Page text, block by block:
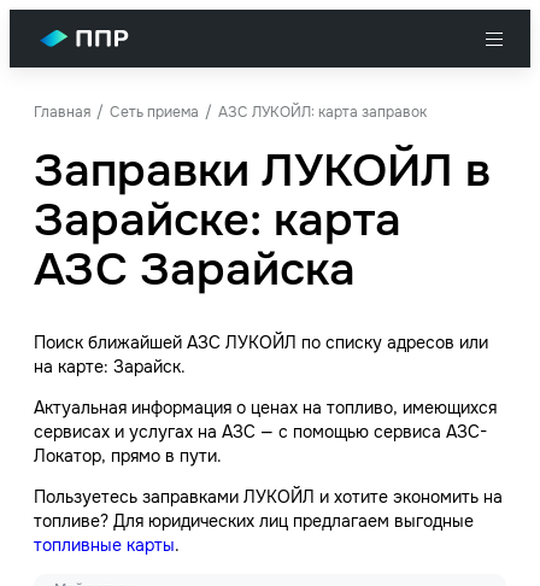
Главная Сеть приема АЗС ЛУКОЙЛ: карта заправок
Заправки ЛУКОЙЛ в
Зарайске: карта
АЗС Зарайска
Поиск ближайшей АЗС ЛУКОЙЛ по списку адресов или
на карте: Зарайск.
Актуальная информация о ценах на топливо, имеющихся
сервисах и услугах на АЗС — с помощью сервиса АЗС-
Локатор, прямо в пути.
Пользуетесь заправками ЛУКОЙЛ и хотите экономить на
топливе? Для юридических лиц предлагаем выгодные
топливные карты.